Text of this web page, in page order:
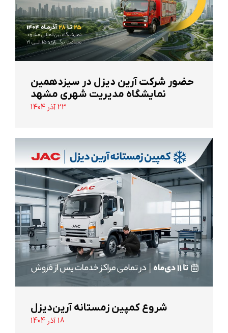
حضور شرکت آرین ‌دیزل در سیزدهمین
نمایشگاه مدیریت شهری مشهد
23 آذر 1404
شروع کمپین زمستانه آرین‌دیزل
18 آذر 1404